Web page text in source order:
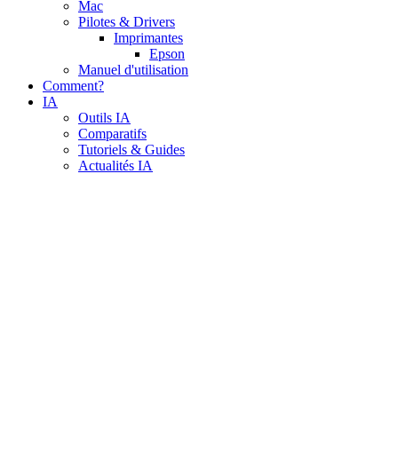
Mac
Pilotes & Drivers
Imprimantes
Epson
Manuel d'utilisation
Comment?
IA
Outils IA
Comparatifs
Tutoriels & Guides
Actualités IA